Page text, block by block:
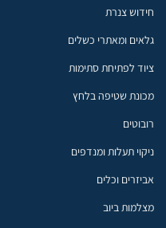
חידוש צנרת
גלאים ומאתרי כשלים
ציוד לפתיחת סתימות
מכונת שטיפה בלחץ
רובוטים
ניקוי תעלות ומנדפים
אביזרים וכלים
מצלמות ביוב